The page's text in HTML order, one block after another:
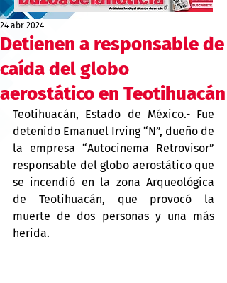
Detienen a responsable de
caída del globo
aerostático en Teotihuacán
24 abr 2024
Teotihuacán, Estado de México.- Fue
detenido Emanuel Irving “N”, dueño de
la empresa “Autocinema Retrovisor”
responsable del globo aerostático que
se incendió en la zona Arqueológica
de Teotihuacán, que provocó la
muerte de dos personas y una más
herida.